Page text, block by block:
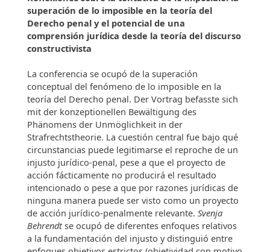
superación de lo imposible en la teoría del
Derecho penal y el potencial de una
comprensión jurídica desde la teoría del discurso
constructivista
La conferencia se ocupó de la superación
conceptual del fenómeno de lo imposible en la
teoría del Derecho penal. Der Vortrag befasste sich
mit der konzeptionellen Bewältigung des
Phänomens der Unmöglichkeit in der
Strafrechtstheorie. La cuestión central fue bajo qué
circunstancias puede legitimarse el reproche de un
injusto jurídico-penal, pese a que el proyecto de
acción fácticamente no producirá el resultado
intencionado o pese a que por razones jurídicas de
ninguna manera puede ser visto como un proyecto
de acción jurídico-penalmente relevante. Svenja
Behrendtse ocupó de diferentes enfoques relativos
a la fundamentación del injusto y distinguió entre